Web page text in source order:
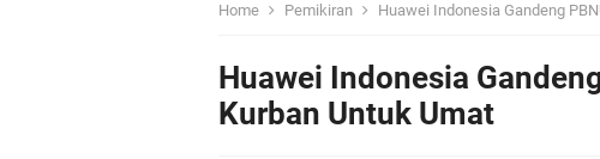
Home Pemikiran Huawei Indonesia Gandeng
Huawei Indonesia
Kurban Untuk Umat